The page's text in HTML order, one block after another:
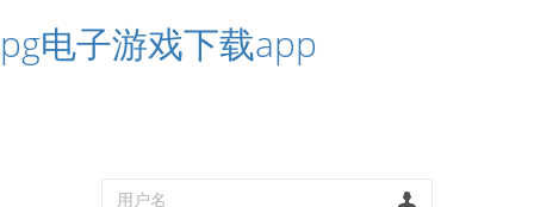
pg电子游戏下载app